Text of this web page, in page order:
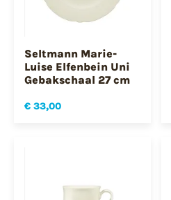
Seltmann Marie-
Luise Elfenbein Uni
Gebakschaal 27 cm
€ 33,00